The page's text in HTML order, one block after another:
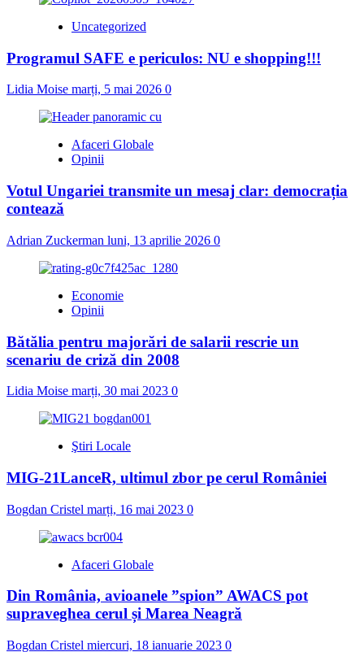
Uncategorized
Programul SAFE e periculos: NU e shopping!!!
Lidia Moise marți, 5 mai 2026 0
Afaceri Globale
Opinii
Votul Ungariei transmite un mesaj clar: democrația
contează
Adrian Zuckerman luni, 13 aprilie 2026 0
Economie
Opinii
Bătălia pentru majorări de salarii rescrie un
scenariu de criză din 2008
Lidia Moise marți, 30 mai 2023 0
Ştiri Locale
MIG-21LanceR, ultimul zbor pe cerul României
Bogdan Cristel marți, 16 mai 2023 0
Afaceri Globale
Din România, avioanele ”spion” AWACS pot
supraveghea cerul și Marea Neagră
Bogdan Cristel miercuri, 18 ianuarie 2023 0